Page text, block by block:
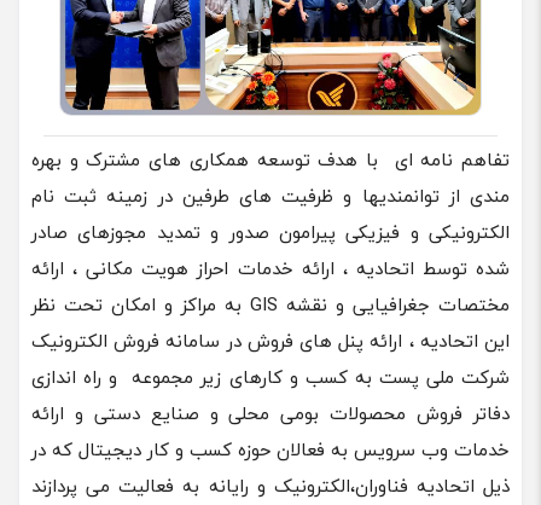
تفاهم نامه ای با هدف توسعه همکاری های مشترک و بهره
مندی از توانمندیها و ظرفیت های طرفین در زمینه ثبت نام
الکترونیکی و فیزیکی پیرامون صدور و تمدید مجوزهای صادر
شده توسط اتحادیه ، ارائه خدمات احراز هویت مکانی ، ارائه
مختصات جغرافیایی و نقشه GIS به مراکز و امکان تحت نظر
این اتحادیه ، ارائه پنل های فروش در سامانه فروش الکترونیک
شرکت ملی پست به کسب و کارهای زیر مجموعه و راه اندازی
دفاتر فروش محصولات بومی محلی و صنایع دستی و ارائه
خدمات وب سرویس به فعالان حوزه کسب و کار دیجیتال که در
ذیل اتحادیه فناوران،الکترونیک و رایانه به فعالیت می پردازند